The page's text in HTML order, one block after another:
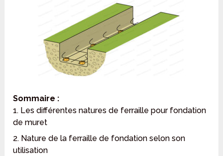
Sommaire :
1. Les différentes natures de ferraille pour fondation
de muret
2. Nature de la ferraille de fondation selon son
utilisation